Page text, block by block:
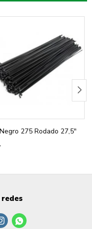
275 Rodado 27,5"
redes
